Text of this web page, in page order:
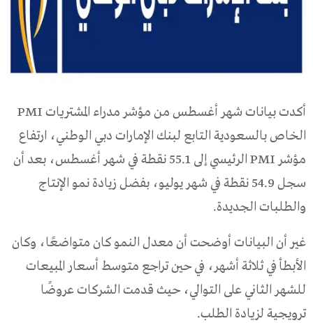
أكدت بيانات شهر أغسطس من مؤشر مدراء المشتريات PMI
الخاص بالسعودية التابع لبنك الإمارات دبي الوطني، ارتفاع
مؤشر PMI الرئيسي إلى 55.1 نقطة في شهر أغسطس، بعد أن
سجل 54.9 نقطة في شهر يوليو، بفضل زيادة نمو الإنتاج
والطلبات الجديدة.
غير أن البيانات أوضحت أن معدل النمو كان متواضعًا، وكان
الأبطأ في ثلاثة أشهر، في حين تراجع متوسط أسعار المبيعات
للشهر الثاني على التوالي، حيث قدمت الشركات عروضًا
ترويجية لزيادة الطلب.